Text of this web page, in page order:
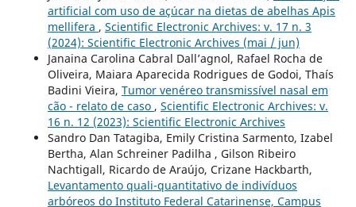
artificial com uso de açúcar na dietas de abelhas Apis
mellifera , Scientific Electronic Archives: v. 17 n. 3
(2024): Scientific Electronic Archives (mai / jun)
Janaina Carolina Cabral Dall’agnol, Rafael Rocha de
Oliveira, Maiara Aparecida Rodrigues de Godoi, Thaís
Badini Vieira, Tumor venéreo transmissível nasal em
cão - relato de caso , Scientific Electronic Archives: v.
16 n. 12 (2023): Scientific Electronic Archives
Sandro Dan Tatagiba, Emily Cristina Sarmento, Izabel
Bertha, Alan Schreiner Padilha , Gilson Ribeiro
Nachtigall, Ricardo de Araújo, Crizane Hackbarth,
Levantamento quali-quantitativo de indivíduos
arbóreos do Instituto Federal Catarinense, Campus